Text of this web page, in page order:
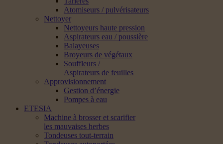
Atomiseurs / pulvérisateurs
Nettoyer
Nettoyeurs haute pression
Aspirateurs eau / poussière
Balayeuses
Broyeurs de végétaux
Souffleurs /
Aspirateurs de feuilles
Approvisionnement
Gestion d’énergie
Pompes à eau
ETESIA
Machine à brosser et scarifier
les mauvaises herbes
Tondeuses tout-terrain